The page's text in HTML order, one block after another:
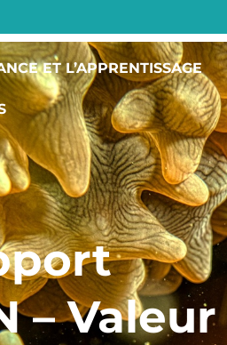
ET L’APPRENTISSAGE
– Valeur